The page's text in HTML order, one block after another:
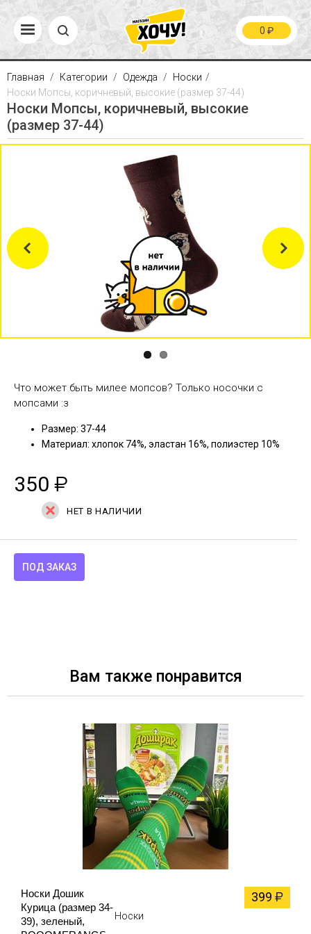
0 ₽
Главная Категории Одежда
Носки
Носки Мопсы, коричневый, высокие (размер 37-44)
Носки Мопсы, коричневый, высокие
(размер 37-44)
Что может быть милее мопсов? Только носочки с
мопсами :з
Размер: 37-44
Материал: хлопок 74%, эластан 16%, полиэстер 10%
350 ₽
НЕТ В НАЛИЧИИ
ПОД ЗАКАЗ
Вам также понравится
Носки Дошик
Курица (размер 34-
39), зеленый,
399 ₽
Носки